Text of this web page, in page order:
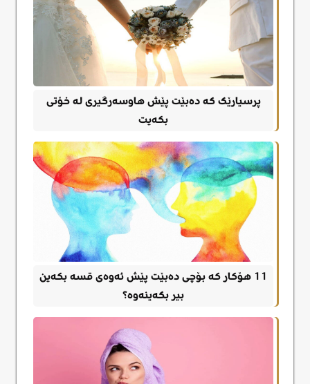
پرسیارێک کە دەبێت پێش هاوسەرگیری لە خۆتی
بکەیت
11 هۆکار که بۆچی دەبێت پێش ئەوەی قسە بکەین
بیر بکەینەوە؟